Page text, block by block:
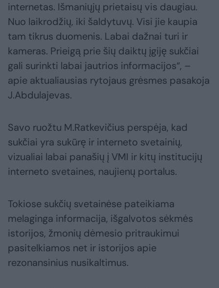
internetas. Išmaniųjų prietaisų vis daugiau.
Nuo laikrodžių, iki šaldytuvų. Visi jie kaupia
tam tikrus duomenis. Labai dažnai turi ir
kameras. Prieigą prie šių daiktų įgiję sukčiai
gali surinkti labai jautrios informacijos“, –
apie aktualiausias rytojaus grėsmes pasakoja
J.Abdulajevas.
Savo ruožtu M.Ratkevičius perspėja, kad
sukčiai yra sukūrę ir interneto svetainių,
vizualiai labai panašių į VMI ir kitų institucijų
interneto svetaines, naujienų portalus.
Tokiose sukčių svetainėse pateikiama
melaginga informacija, išgalvotos sėkmės
istorijos, žmonių dėmesio pritraukimui
pasitelkiamos net ir istorijos apie
rezonansinius nusikaltimus.